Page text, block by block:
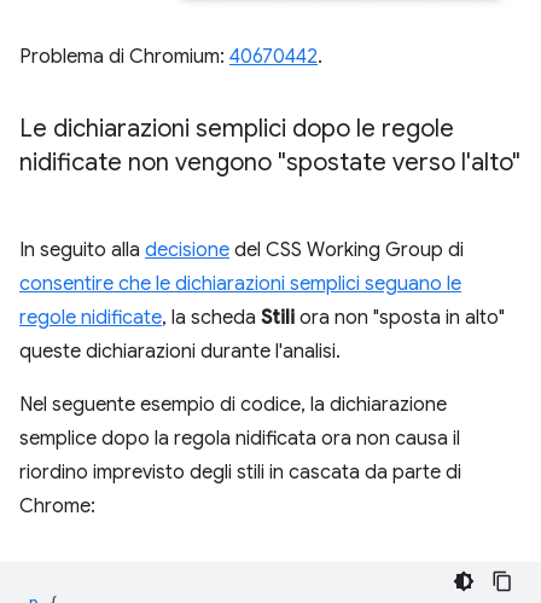
Problema di Chromium: 40670442.
Le dichiarazioni semplici dopo le regole
nidificate non vengono "spostate verso l'alto"
In seguito alla decisione del CSS Working Group di
consentire che le dichiarazioni semplici seguano le
regole nidificate, la scheda Stili ora non "sposta in alto"
queste dichiarazioni durante l'analisi.
Nel seguente esempio di codice, la dichiarazione
semplice dopo la regola nidificata ora non causa il
riordino imprevisto degli stili in cascata da parte di
Chrome: